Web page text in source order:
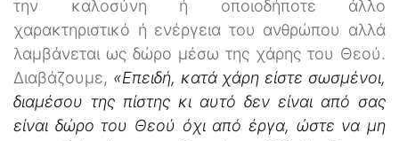
την καλοσύνη ή οποιοδήποτε άλλο
χαρακτηριστικό ή ενέργεια του ανθρώπου αλλά
λαμβάνεται ως δώρο μέσω της χάρης του Θεού.
Διαβάζουμε, «Επειδή, κατά χάρη είστε σωσμένοι,
διαμέσου της πίστης κι αυτό δεν είναι από σας
είναι δώρο του Θεού όχι από έργα, ώστε να μη